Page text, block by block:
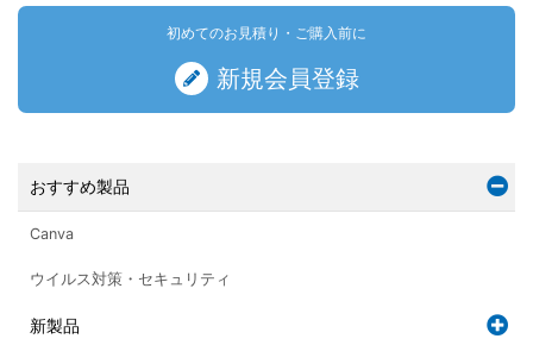
初めてのお見積り・ご購入前に
新規会員登録
おすすめ製品
Canva
ウイルス対策・セキュリティ
新製品